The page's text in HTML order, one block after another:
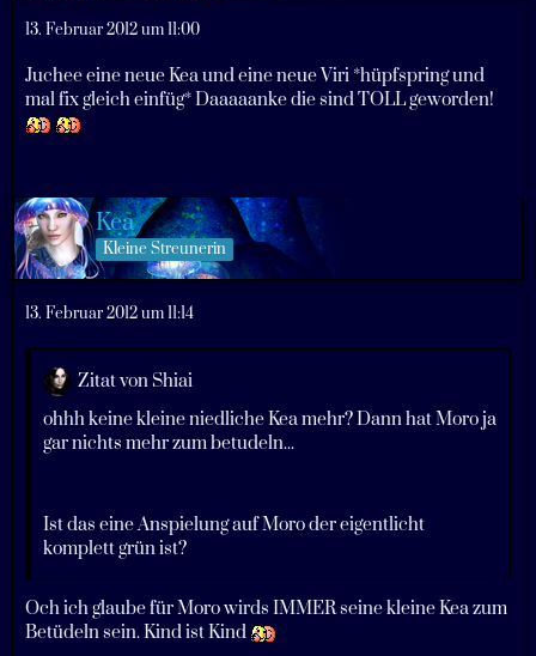
13. Februar 2012 um 11:00
Juchee eine neue Kea und eine neue Viri *hüpfspring und
mal fix gleich einfüg* Daaaaanke die sind TOLL geworden!
Kea
Kleine Streunerin
13. Februar 2012 um 11:14
Zitat von Shiai
ohhh keine kleine niedliche Kea mehr? Dann hat Moro ja
gar nichts mehr zum betudeln...
Ist das eine Anspielung auf Moro der eigentlicht
komplett grün ist?
Och ich glaube für Moro wirds IMMER seine kleine Kea zum
Betüdeln sein. Kind ist Kind